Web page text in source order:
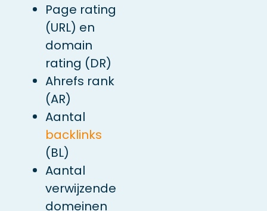
Page rating
(URL) en
domain
rating (DR)
Ahrefs rank
(AR)
Aantal
backlinks
(BL)
Aantal
verwijzende
domeinen